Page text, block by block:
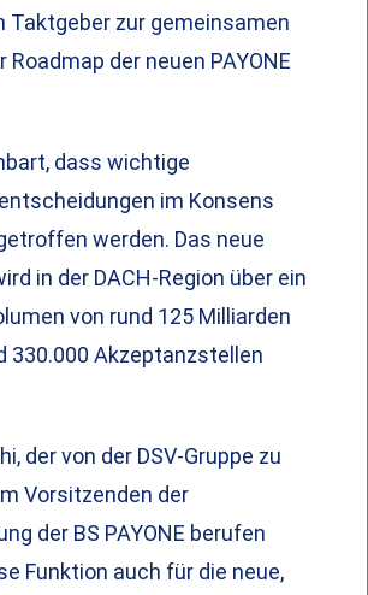
Taktgeber zur gemeinsamen
der neuen PAYONE
dass wichtige
im Konsens
werden. Das neue
in der DACH-Region über ein
von rund 125 Milliarden
330.000 Akzeptanzstellen
der von der DSV-Gruppe zu
Vorsitzenden der
der BS PAYONE berufen
Funktion auch für die neue,